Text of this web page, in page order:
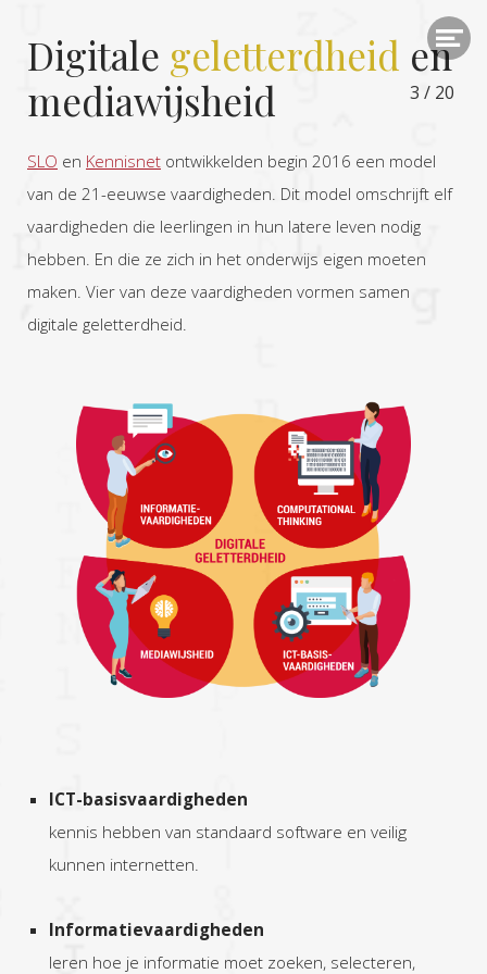
Digitale geletterdheid en
mediawijsheid
SLO en Kennisnet ontwikkelden begin 2016 een model
van de 21-eeuwse vaardigheden. Dit model omschrijft elf
vaardigheden die leerlingen in hun latere leven nodig
hebben. En die ze zich in het onderwijs eigen moeten
maken. Vier van deze vaardigheden vormen samen
digitale geletterdheid.
ICT-basisvaardigheden
kennis hebben van standaard software en veilig
kunnen internetten.
Informatievaardigheden
leren hoe je informatie moet zoeken, selecteren,
3 / 20